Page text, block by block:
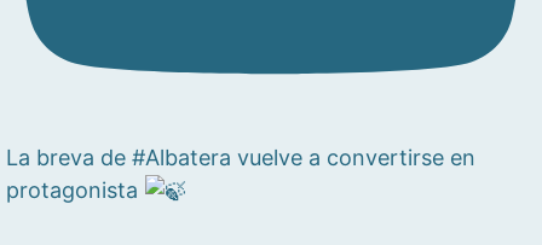
La breva de #Albatera vuelve a convertirse en
protagonista